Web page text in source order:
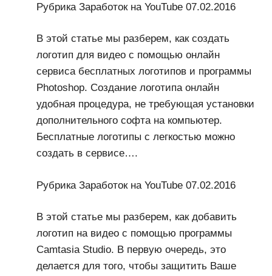
Рубрика Заработок на YouTube 07.02.2016
В этой статье мы разберем, как создать
логотип для видео с помощью онлайн
сервиса бесплатных логотипов и программы
Photoshop. Создание логотипа онлайн
удобная процедура, не требующая установки
дополнительного софта на компьютер.
Бесплатные логотипы с легкостью можно
создать в сервисе….
Рубрика Заработок на YouTube 07.02.2016
В этой статье мы разберем, как добавить
логотип на видео с помощью программы
Camtasia Studio. В первую очередь, это
делается для того, чтобы защитить Ваше